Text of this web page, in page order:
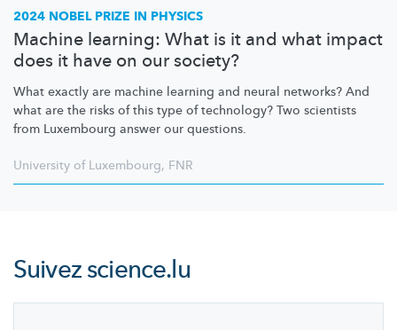
2024 NOBEL PRIZE IN PHYSICS
Machine learning: What is it and what impact
does it have on our society?
What exactly are machine learning and neural networks? And
what are the risks of this type of technology? Two scientists
from Luxembourg answer our questions.
University of Luxembourg, FNR
Suivezscience.lu